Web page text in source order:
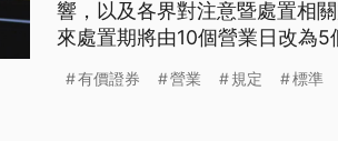
響，以及各界對注意暨處置相
來處置期將由10個營業日改為
有價證券 營業 規定 標準